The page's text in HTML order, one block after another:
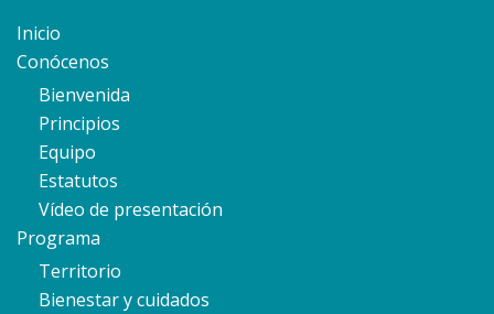
Inicio
Conócenos
Bienvenida
Principios
Equipo
Estatutos
Vídeo de presentación
Programa
Territorio
Bienestar y cuidados